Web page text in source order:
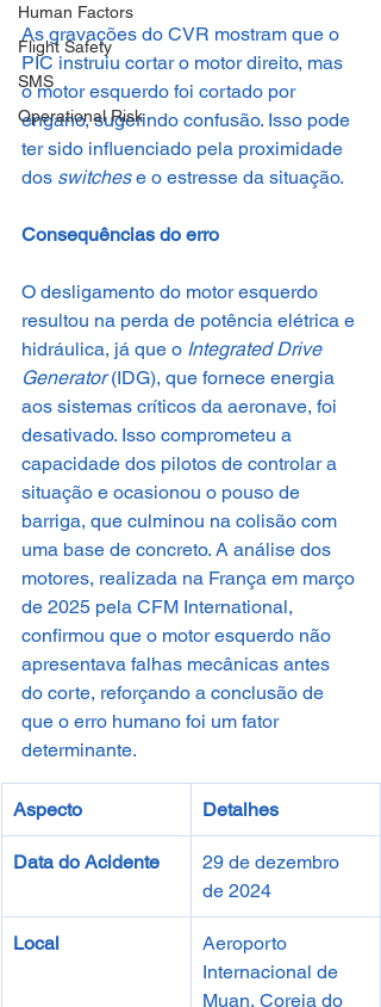
Human Factors
Flight Safety
SMS
Operational Risk
As gravações do CVR mostram que o
PIC instruiu cortar o motor direito, mas
o motor esquerdo foi cortado por
engano, sugerindo confusão. Isso pode
ter sido influenciado pela proximidade
dos switches e o estresse da situação.
Consequências do erro
O desligamento do motor esquerdo
resultou na perda de potência elétrica e
hidráulica, já que o Integrated Drive
Generator (IDG), que fornece energia
aos sistemas críticos da aeronave, foi
desativado. Isso comprometeu a
capacidade dos pilotos de controlar a
situação e ocasionou o pouso de
barriga, que culminou na colisão com
uma base de concreto. A análise dos
motores, realizada na França em março
de 2025 pela CFM International,
confirmou que o motor esquerdo não
apresentava falhas mecânicas antes
do corte, reforçando a conclusão de
que o erro humano foi um fator
determinante.
Aspecto Detalhes
Data do Acidente
29 de dezembro
de 2024
Local
Aeroporto
Internacional de
Muan, Coreia do